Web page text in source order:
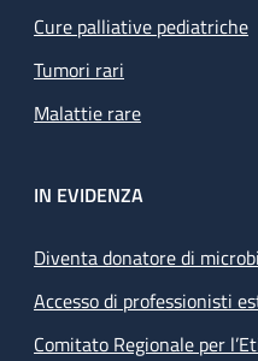
Cure palliative pediatriche
Tumori rari
Malattie rare
IN EVIDENZA
Diventa donatore di
Accesso di professionisti
Comitato Regionale per